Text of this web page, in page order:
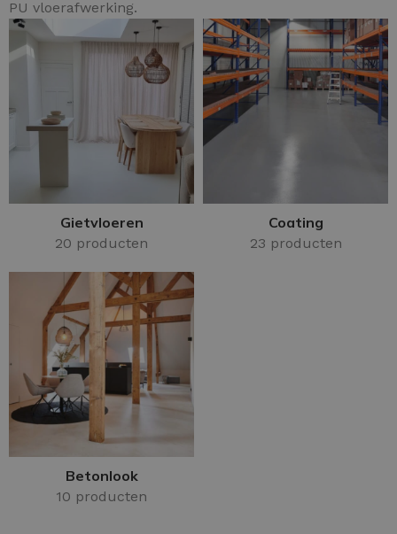
PU vloerafwerking.
Gietvloeren
20 producten
Coating
23 producten
Betonlook
10 producten